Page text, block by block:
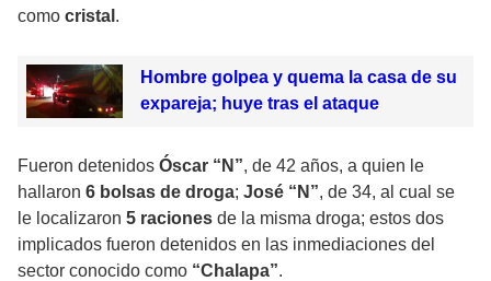
como cristal .
Hombre golpea y quema la casa de su
expareja; huye tras el ataque
Fueron detenidos Óscar “N”, de 42 años, a quien le
hallaron 6 bolsas de droga; José “N”, de 34, al cual se
le localizaron 5 raciones de la misma droga; estos dos
implicados fueron detenidos en las inmediaciones del
sector conocido como “Chalapa”.